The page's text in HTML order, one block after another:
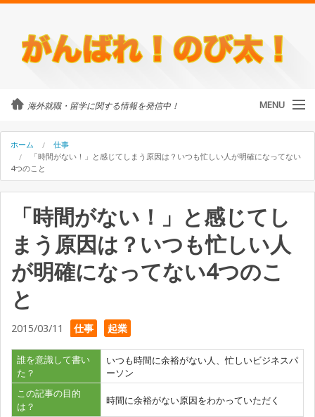
海外就職・留学に関する情報を発信中！ MENU
カテゴリ
留学・ワーホリ
のび太について
外国人に街頭インタビュー
海外就職・留学に関するご相談
ホーム
仕事
「時間がない！」と感じてしまう原因は？いつも忙しい人が明確になってない
4つのこと
「時間がない！」と感じてし
まう原因は？いつも忙しい人
が明確になってない4つのこ
と
2015/03/11 仕事 起業
誰を意識して書い
た？
いつも時間に余裕がない人、忙しいビジネスパ
ーソン
この記事の目的
は？
時間に余裕がない原因をわかっていただく